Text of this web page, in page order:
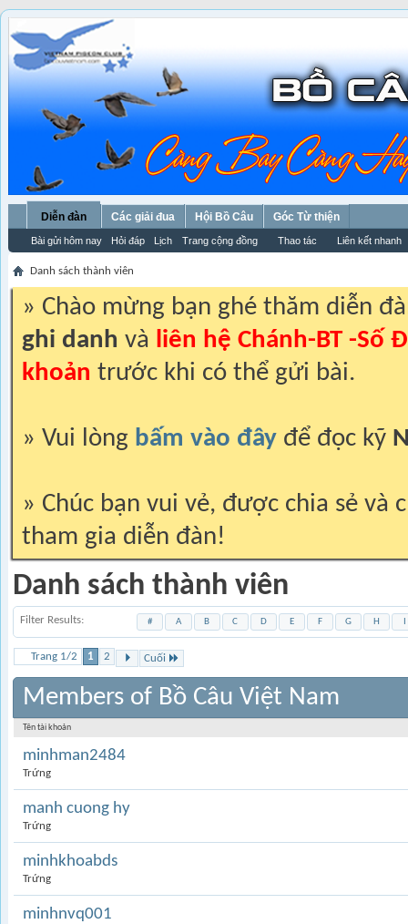
Diễn đàn
Bài gửi hôm nay Hỏi đáp Lịch Trang cộng đồng Thao tác Liên kết nhanh
Các giải đua Hội Bồ Câu Góc Từ thiện
Danh sách thành viên
» Chào mừng bạn ghé thăm diễn
ghi danh và liên hệ Chánh-BT -Số
khoản trước khi có thể gửi bài.
» Vui lòng bấm vào đây để đọc kỹ
» Chúc bạn vui vẻ, được chia sẻ và
tham gia diễn đàn!
Danh sách thành viên
Filter Results # A B C D E F G H
Trang 1/2 1 2 Cuối
Members of Bồ Câu Việt Nam
Tên tài khoản
minhman2484
Trứng
manh cuong hy
Trứng
minhkhoabds
Trứng
minhnvq001